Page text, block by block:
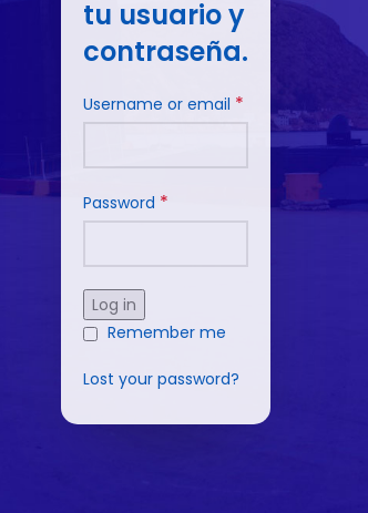
tu usuario y
contraseña.
Username or email *
Password *
Log in
Remember me
Lost your password?